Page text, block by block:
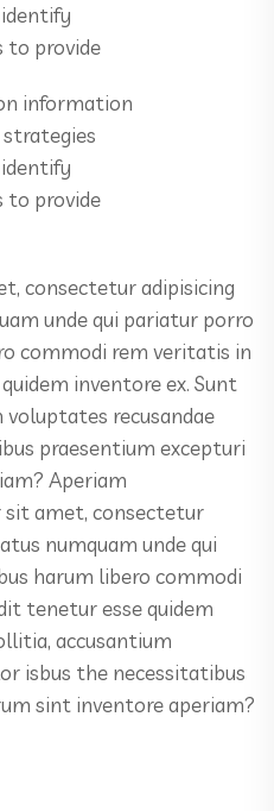
to provide
information
to provide
consectetur adipisicing
unde qui pariatur porro
commodi rem veritatis in
inventore ex. Sunt
recusandae
praesentium excepturi
Aperiam
sit amet, consectetur
numquam unde qui
harum libero commodi
tenetur esse quidem
accusantium
isbus the necessitatibus
sint inventore aperiam?